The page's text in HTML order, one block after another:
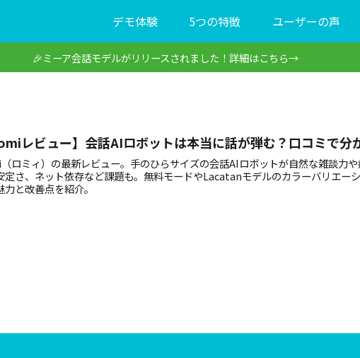
デモ体験 5つの特徴 ユーザーの声
🎉ミーア会話モデルがリリースされました！詳細はこちら→
レビュー】会話AIロボットは本当に話が弾む？口コミで分
ロミィ）の最新レビュー。手のひらサイズの会話AIロボットが自然な雑談力
定さ、ネット依存など課題も。無料モードやLacatanモデルのカラーバリエー
力と改善点を紹介。